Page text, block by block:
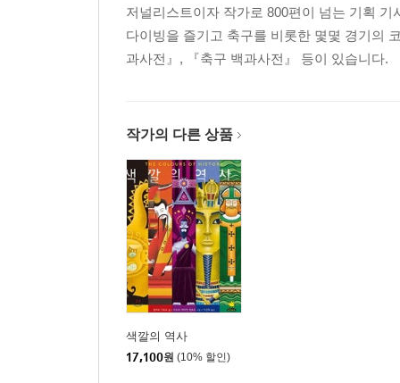
저널리스트이자 작가로 800편이 넘는 기획
다이빙을 즐기고 축구를 비롯한 몇몇 경기의
과사전』, 『축구 백과사전』 등이 있습니다.
작가의 다른 상품
색깔의 역사
17,100원 (10% 할인)